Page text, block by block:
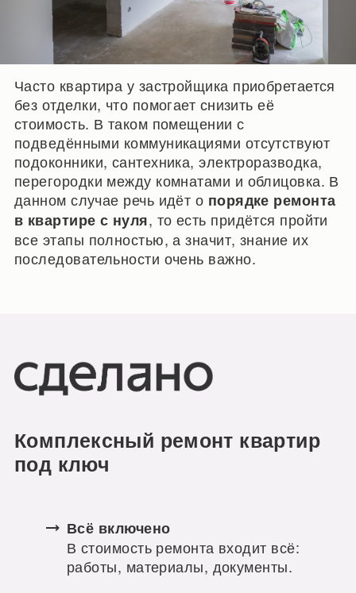
Часто квартира у застройщика приобретается
без отделки, что помогает снизить её
стоимость. В таком помещении с
подведёнными коммуникациями отсутствуют
подоконники, сантехника, электроразводка,
перегородки между комнатами и облицовка. В
данном случае речь идёт о порядке ремонта
в квартире с нуля, то есть придётся пройти
все этапы полностью, а значит, знание их
последовательности очень важно.
Комплексный ремонт квартир
под ключ
Всё включено
В стоимость ремонта входит всё:
работы, материалы, документы.